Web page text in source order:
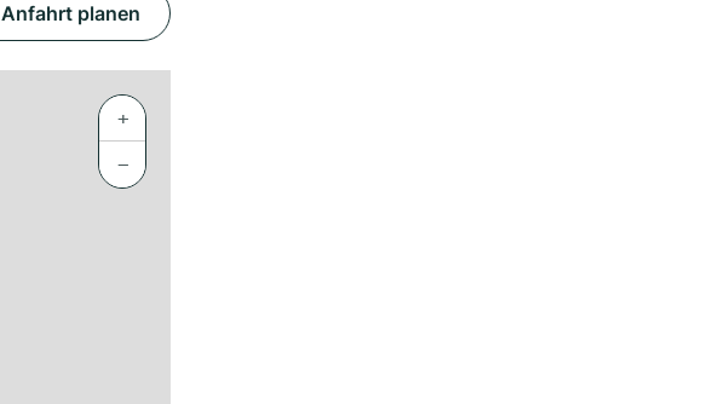
Anfahrt planen
+
−